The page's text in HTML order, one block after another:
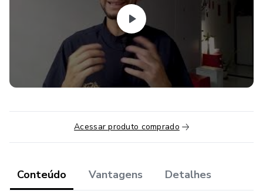
Acessar produto comprado
Conteúdo Vantagens Detalhes